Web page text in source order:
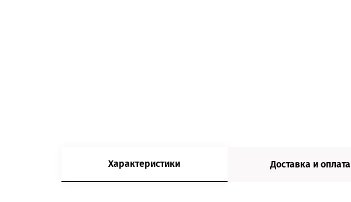
Характеристики Доставка и оплата